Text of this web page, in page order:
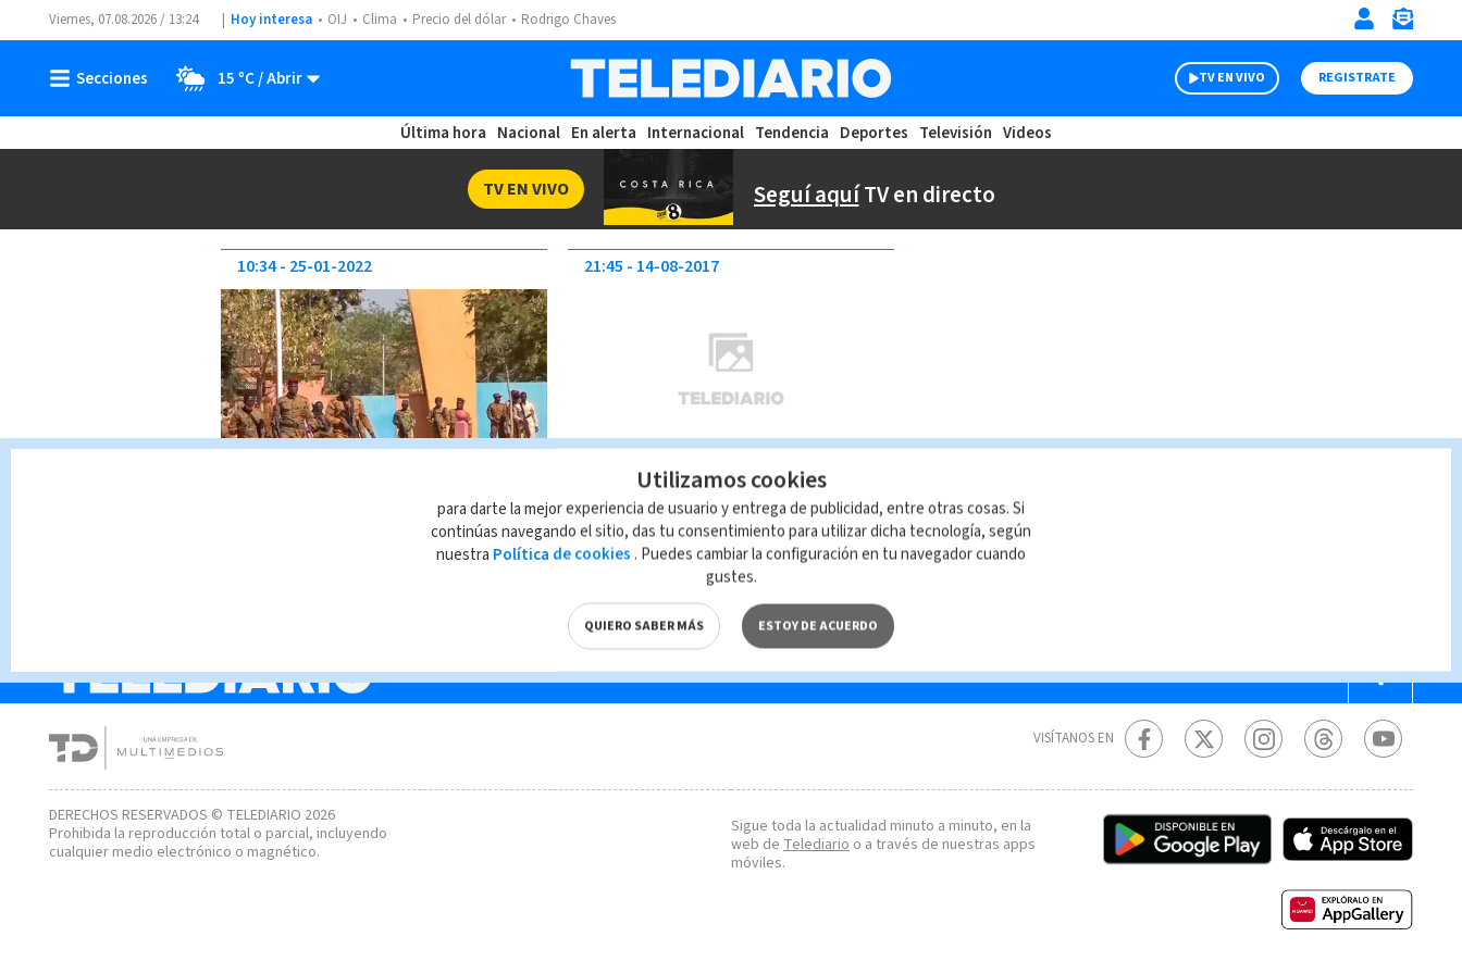
Viernes, 07.08.2026 / 13:24 Hoy interesa OIJ Clima Precio del dólar Rodrigo Chaves
15 ºC TV EN VIVO REGISTRATE
Última hora Nacional En alerta Internacional Tendencia Deportes Televisión Videos
Seguí aquíTV en directo
TV EN VIVO
Burkina Faso responde a
ola de terrorismo que
10:34 25-01-2022
Ataque terrorista deja
como saldo 18 personas
fallecidas en Burkina
21:45 14-08-2017
DERECHOS RESERVADOS © TELEDIARIO 2026
Prohibida la reproducción total o parcial, incluyendo
cualquier medio electrónico o magnético.
VISÍTANOS EN
Sigue toda la actualidad minuto a minuto, en la
web de Telediario o a través de nuestras apps
móviles.
Utilizamos cookies
para darte la mejor experiencia de usuario y entrega de publicidad, entre otras cosas. Si
continúas navegando el sitio, das tu consentimiento para utilizar dicha tecnología, según
nuestra Política de cookies . Puedes cambiar la configuración en tu navegador cuando
gustes.
QUIERO SABER MÁS ESTOY DE ACUERDO